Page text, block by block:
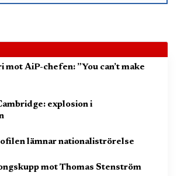
mot AiP-chefen: ”You can’t make
explosion i
lämnar nationaliströrelse
mot Thomas Stenström